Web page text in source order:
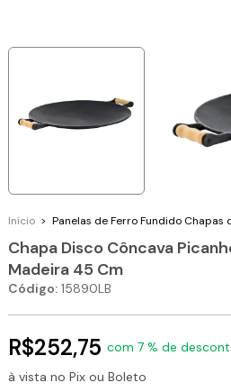
Início > Panelas de Ferro Fundido Chapas
Chapa Disco Côncava
Madeira 45 Cm
Código: 15890LB
R$252,75 com 7 % de
à vista no Pix ou Boleto